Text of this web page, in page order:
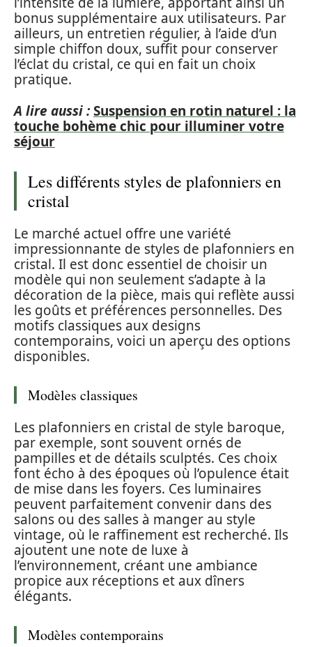
bonus supplémentaire aux utilisateurs. Par
ailleurs, un entretien régulier, à l’aide d’un
simple chiffon doux, suffit pour conserver
l’éclat du cristal, ce qui en fait un choix
pratique.
A lire aussi :Suspension en rotin naturel : la
touche bohème chic pour illuminer votre
séjour
Les différents styles de plafonniers en
cristal
Le marché actuel offre une variété
impressionnante de styles de plafonniers en
cristal. Il est donc essentiel de choisir un
modèle qui non seulement s’adapte à la
décoration de la pièce, mais qui reflète aussi
les goûts et préférences personnelles. Des
motifs classiques aux designs
contemporains, voici un aperçu des options
disponibles.
Modèles classiques
Les plafonniers en cristal de style baroque,
par exemple, sont souvent ornés de
pampilles et de détails sculptés. Ces choix
font écho à des époques où l’opulence était
de mise dans les foyers. Ces luminaires
peuvent parfaitement convenir dans des
salons ou des salles à manger au style
vintage, où le raffinement est recherché. Ils
ajoutent une note de luxe à
l’environnement, créant une ambiance
propice aux réceptions et aux dîners
élégants.
Modèles contemporains